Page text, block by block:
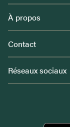
À propos
Contact
Réseaux sociaux